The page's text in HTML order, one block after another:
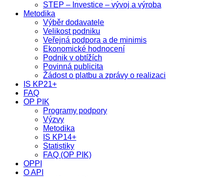
STEP – Investice – vývoj a výroba
Metodika
Výběr dodavatele
Velikost podniku
Veřejná podpora a de minimis
Ekonomické hodnocení
Podnik v obtížích
Povinná publicita
Žádost o platbu a zprávy o realizaci
IS KP21+
FAQ
OP PIK
Programy podpory
Výzvy
Metodika
IS KP14+
Statistiky
FAQ (OP PIK)
OPPI
O API